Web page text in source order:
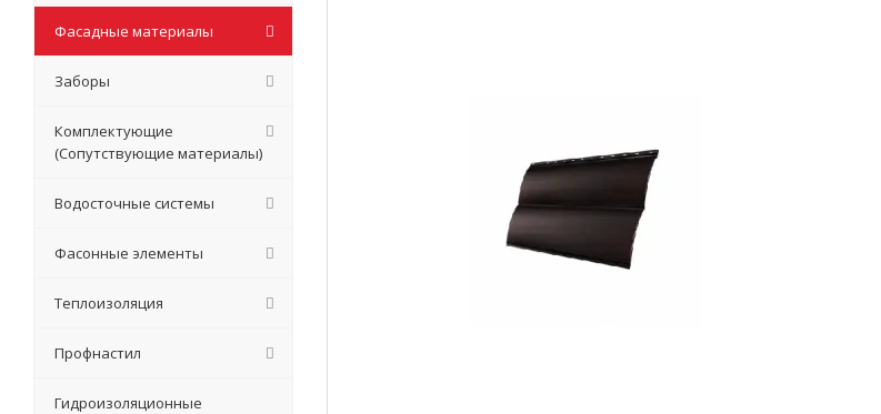
Фасадные материалы
Заборы
Комплектующие
(Сопутствующие материалы)
Водосточные системы
Фасонные элементы
Теплоизоляция
Профнастил
Гидроизоляционные